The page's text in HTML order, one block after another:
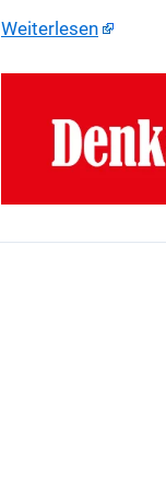
Weiterlesen